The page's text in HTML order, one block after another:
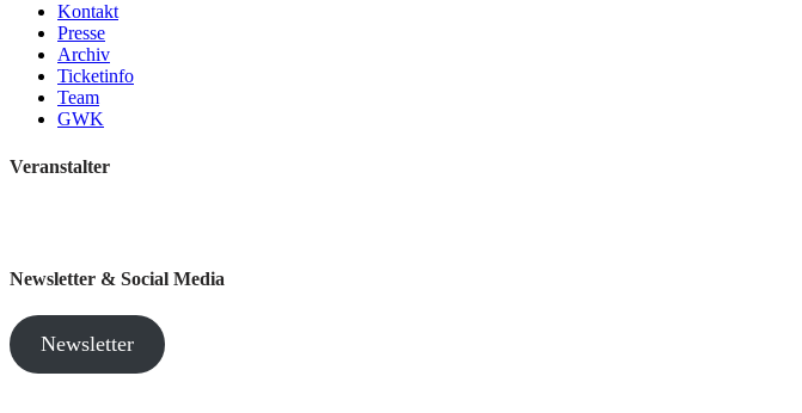
Kontakt
Presse
Archiv
Ticketinfo
Team
GWK
Veranstalter
Newsletter & Social Media
Newsletter